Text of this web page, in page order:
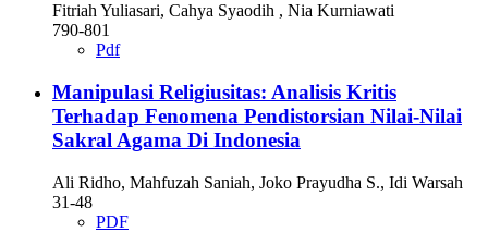
Fitriah Yuliasari, Cahya Syaodih , Nia Kurniawati
790-801
Pdf
Manipulasi Religiusitas: Analisis Kritis
Terhadap Fenomena Pendistorsian Nilai-Nilai
Sakral Agama Di Indonesia
Ali Ridho, Mahfuzah Saniah, Joko Prayudha S., Idi Warsah
31-48
PDF